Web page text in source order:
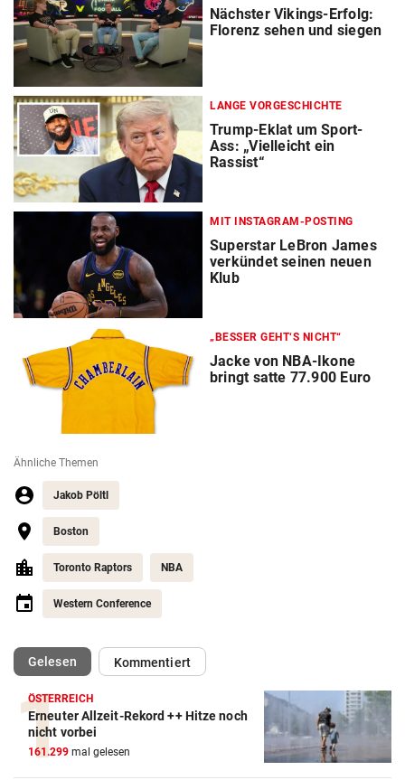
Nächster Vikings-Erfolg:
Florenz sehen und siegen
LANGE VORGESCHICHTE
Trump-Eklat um Sport-
Ass: „Vielleicht ein
Rassist“
MIT INSTAGRAM-POSTING
Superstar LeBron James
verkündet seinen neuen
Klub
„BESSER GEHT‘S NICHT“
Jacke von NBA-Ikone
bringt satte 77.900 Euro
Ähnliche Themen
Jakob Pöltl
Boston
Toronto Raptors NBA
Western Conference
Gelesen(ausgewählt)Kommentiert
ÖSTERREICH
Erneuter Allzeit-Rekord ++ Hitze noch
nicht vorbei
161.299 mal gelesen